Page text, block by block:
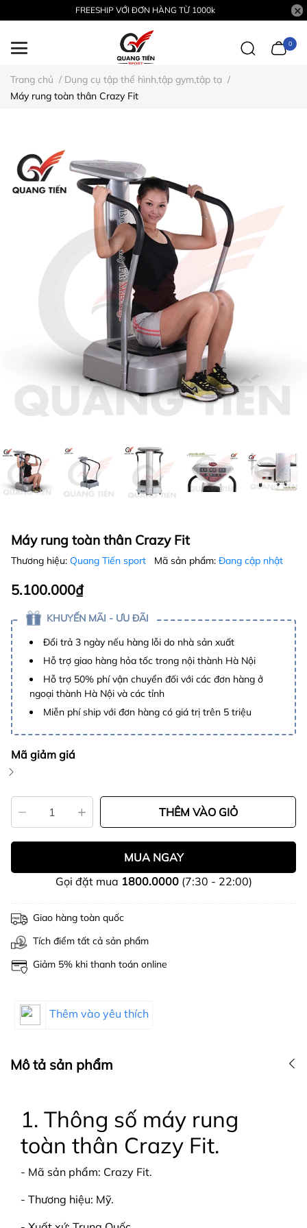
FREESHIP VỚI ĐƠN HÀNG TỪ 1000k
0
Trang chủ / Dụng cụ tập thể hình,tập gym,tập tạ /
Máy rung toàn thân Crazy Fit
Máy rung toàn thân Crazy Fit
Thương hiệu: Quang Tiến sport Mã sản phẩm: Đang cập nhật
5.100.000₫
KHUYẾN MÃI - ƯU ĐÃI
Đổi trả 3 ngày nếu hàng lỗi do nhà sản xuất
Hỗ trợ giao hàng hỏa tốc trong nội thành Hà Nội
Hỗ trợ 50% phí vận chuyển đối với các đơn hàng ở
ngoại thành Hà Nội và các tỉnh
Miễn phí ship với đơn hàng có giá trị trên 5 triệu
Mã giảm giá
THÊM VÀO GIỎ
MUA NGAY
Gọi đặt mua 1800.0000(7:30 - 22:00)
Giao hàng toàn quốc
Tích điểm tất cả sản phẩm
Giảm 5% khi thanh toán online
Thêm vào yêu thích
Mô tả sản phẩm
1. Thông số máy rung
toàn thân Crazy Fit.
- Mã sản phẩm: Crazy Fit.
- Thương hiệu: Mỹ.